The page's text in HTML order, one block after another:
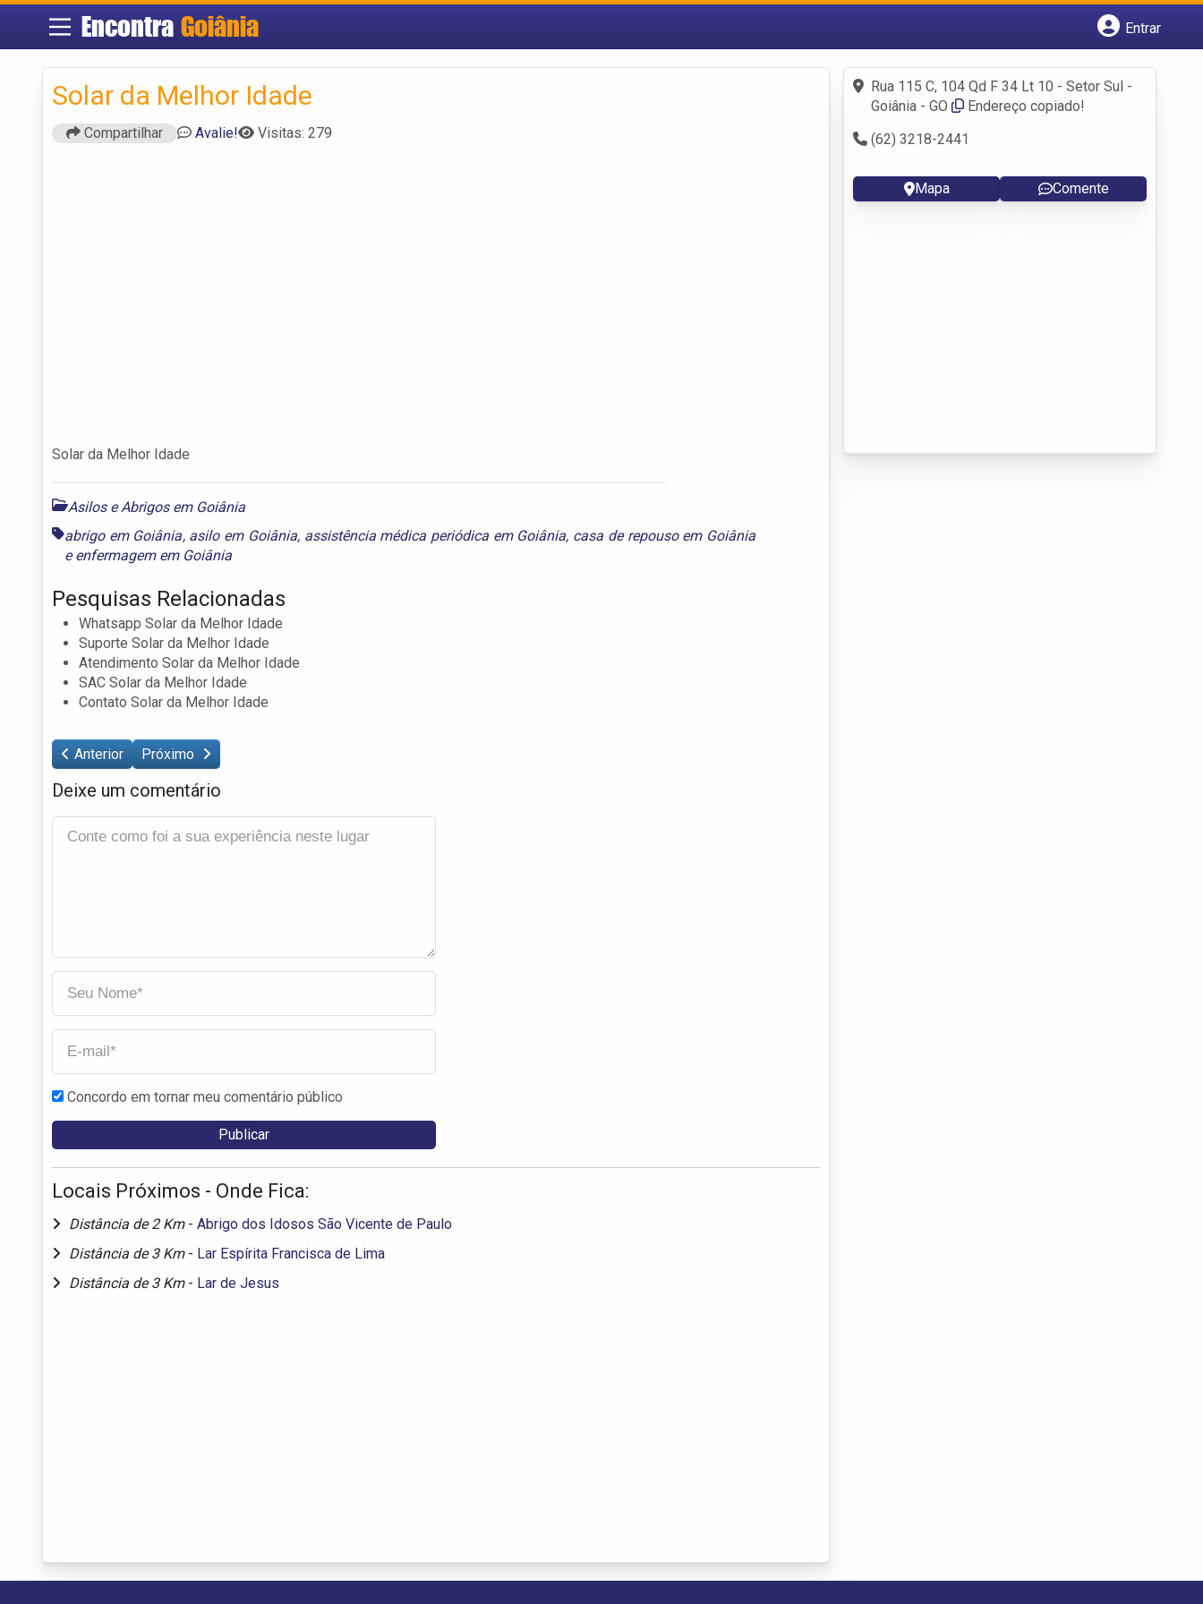
Encontra Goiânia
Entrar
Fazer login
Criar conta
Solar da Melhor Idade
Compartilhar Avalie! Visitas: 279
Solar da Melhor Idade
Asilos e Abrigos em Goiânia
abrigo em Goiânia, asilo em Goiânia, assistência médica periódica em Goiânia, casa de repouso em Goiânia
eenfermagem em Goiânia
Pesquisas Relacionadas
Whatsapp Solar da Melhor Idade
Suporte Solar da Melhor Idade
Atendimento Solar da Melhor Idade
SAC Solar da Melhor Idade
Contato Solar da Melhor Idade
Anterior Próximo
Deixe um comentário
Concordo em tornar meu comentário público
Locais Próximos - Onde Fica:
Distância de 2 Km - Abrigo dos Idosos São Vicente de Paulo
Distância de 3 Km - Lar Espírita Francisca de Lima
Distância de 3 Km - Lar de Jesus
Rua 115 C, 104 Qd F 34 Lt 10 - Setor Sul -
Goiânia - GO
Endereço copiado!
(62) 3218-2441
Mapa Comente